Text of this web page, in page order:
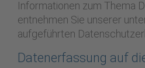
Informationen zum Thema
entnehmen Sie unserer
aufgeführten
Datenerfassung auf